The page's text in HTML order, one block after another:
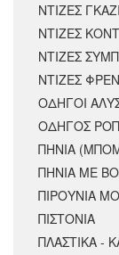
ΝΤΙΖΕΣ
ΝΤΙΖΕΣ
ΝΤΙΖΕΣ
ΝΤΙΖΕΣ
ΟΔΗΓΟΙ
ΟΔΗΓΟΣ
ΠΗΝΙΑ
ΠΗΝΙΑ ΜΕ
ΠΙΡΟΥΝΙΑ
ΠΙΣΤΟΝΙΑ
ΠΛΑΣΤΙΚΑ -